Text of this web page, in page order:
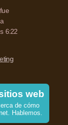
fue
6:22
web
de cómo
Hablemos.